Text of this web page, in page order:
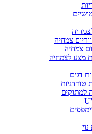
צמחיה
צמחיה
מצע לצמחיה
דגים
טורדניות
למתוקים